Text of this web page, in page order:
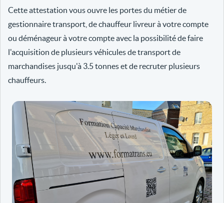
Cette attestation vous ouvre les portes du métier de
gestionnaire transport, de chauffeur livreur à votre compte
ou déménageur à votre compte avec la possibilité de faire
l'acquisition de plusieurs véhicules de transport de
marchandises jusqu'à 3.5 tonnes et de recruter plusieurs
chauffeurs.